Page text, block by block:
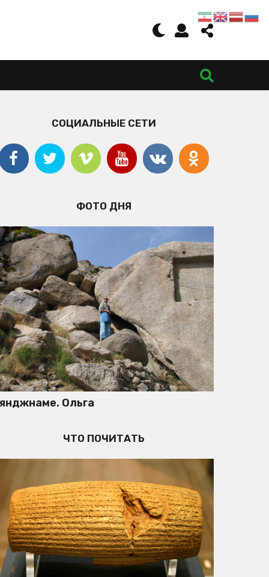
СОЦИАЛЬНЫЕ СЕТИ
ФОТО ДНЯ
Ольга
ЧТО ПОЧИТАТЬ